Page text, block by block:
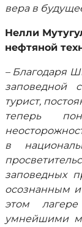
вера в
Нелли
нефтяной
– Благодаря
заповедной
турист,
теперь
в
заповедных
осознанным
этом
умнейшими